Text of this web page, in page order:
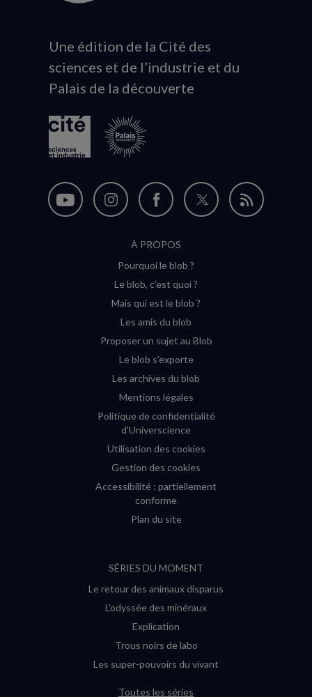
Animation
du
logo
Une édition de la Cité des
sciences et de l’industrie et du
Palais de la découverte
Nous
Nous
Instagram
(nouvelle
Nous
sur
Facebook
(nouvelle
Nous
Flux
À PROPOS
Pourquoi le blob ?
Le blob, c'est quoi ?
Mais qui est le blob ?
Les amis du blob
Proposer un sujet au Blob
Le blob s'exporte
Les archives du blob
Mentions légales
Politique de confidentialité
d'Universcience
Utilisation des cookies
Gestion des cookies
Accessibilité : partiellement
conforme
Plan du site
SÉRIES DU MOMENT
Le retour des animaux disparus
L’odyssée des minéraux
Explication
Trous noirs de labo
Les super-pouvoirs du vivant
Toutes les séries